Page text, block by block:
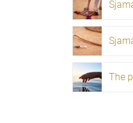
The